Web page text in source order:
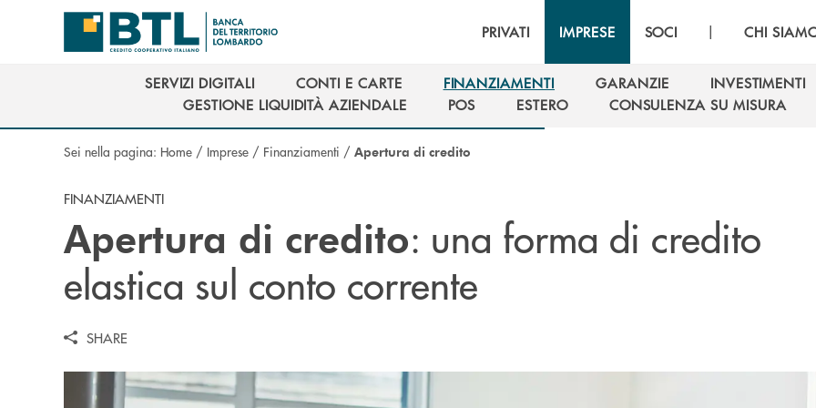
Salta al contenuto principale
PRIVATI IMPRESE SOCI | CHI
SERVIZI DIGITALI
SERVIZI DIGITALI
CONTI E CARTE
CONTI E CARTE
FINANZIAMENTI
FINANZIAMENTI
GARANZIE
GARANZIE
INVESTIMENTI
INVESTIMENTI
GESTIONE LIQUIDITÀ AZIENDALE
GESTIONE LIQUIDITÀ AZIENDALE
POS
POS
ESTERO
ESTERO
CONSULENZA SU MISURA
Sei nella pagina: Home / Imprese / Finanziamenti / Apertura di credito
FINANZIAMENTI
Apertura di credito: una forma di credito
elastica sul conto corrente
SHARE